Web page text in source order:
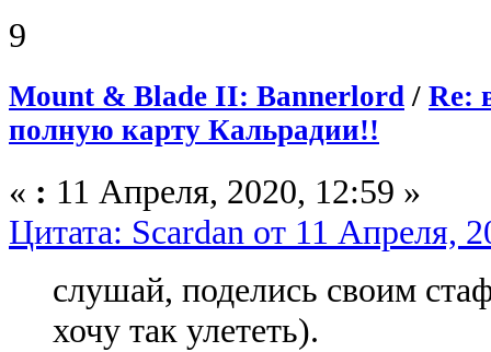
9
Mount & Blade II: Bannerlord / Re:
полную карту Кальрадии!!
« : 11 Апреля, 2020, 12:59 »
Цитата: Scardan от 11 Апреля,
слушай, поделись своим
хочу так улететь).